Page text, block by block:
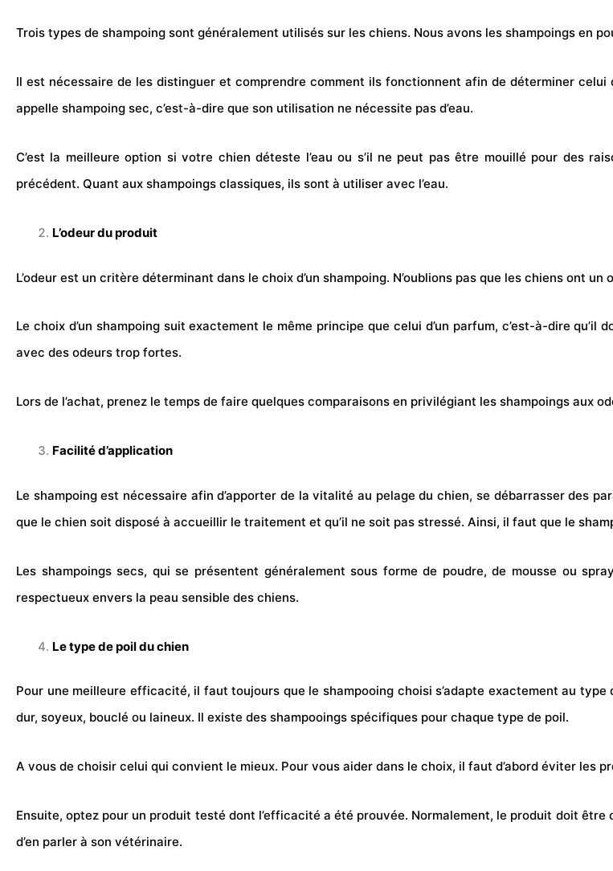
Trois types de shampoing sont généralement utilisés sur les chiens. Nous avons les shampoings en
Il est nécessaire de les distinguer et comprendre comment ils fonctionnent afin de déterminer celui
appelle shampoing sec, c’est-à-dire que son utilisation ne nécessite pas d’eau.
C’est la meilleure option si votre chien déteste l’eau ou s’il ne peut pas être mouillé pour des
précédent. Quant aux shampoings classiques, ils sont à utiliser avec l’eau.
L’odeur du produit
L’odeur est un critère déterminant dans le choix d’un shampoing. N’oublions pas que les chiens ont
Le choix d’un shampoing suit exactement le même principe que celui d’un parfum, c’est-à-dire
avec des odeurs trop fortes.
Lors de l’achat, prenez le temps de faire quelques comparaisons en privilégiant les shampoings aux
Facilité d’application
Le shampoing est nécessaire afin d’apporter de la vitalité au pelage du chien, se débarrasser des
que le chien soit disposé à accueillir le traitement et qu’il ne soit pas stressé. Ainsi, il faut que le
Les shampoings secs, qui se présentent généralement sous forme de poudre, de mousse ou
respectueux envers la peau sensible des chiens.
Le type de poil du chien
Pour une meilleure efficacité, il faut toujours que le shampooing choisi s’adapte exactement au
dur, soyeux, bouclé ou laineux. Il existe des shampooings spécifiques pour chaque type de poil.
A vous de choisir celui qui convient le mieux. Pour vous aider dans le choix, il faut d’abord éviter les
Ensuite, optez pour un produit testé dont l’efficacité a été prouvée. Normalement, le produit doit
d’en parler à son vétérinaire.